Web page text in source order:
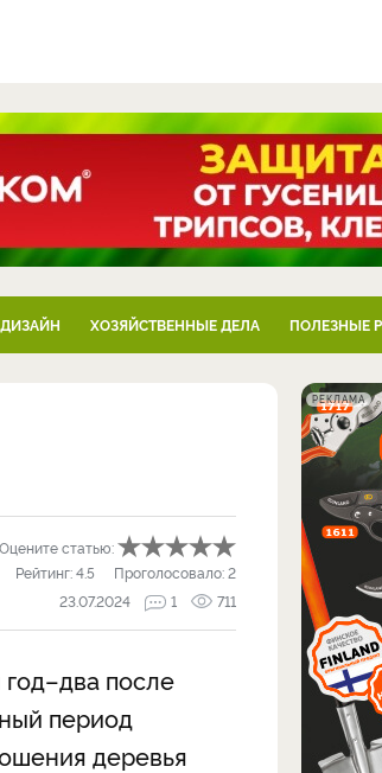
ХОЗЯЙСТВЕННЫЕ ДЕЛА ПОЛЕЗНЫЕ
Оцените статью:
Рейтинг:4.5 Проголосовало:2
23.07.2024
1 711
после
период
деревья
РЕКЛАМА